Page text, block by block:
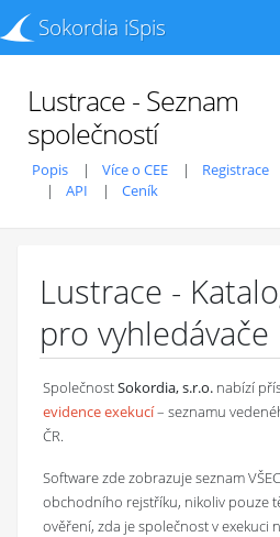
Sokordia iSpis
Lustrace - Seznam
společností
Popis Více o CEE Registrace
API
Ceník
Lustrace -
pro vyhledávače
SpolečnostSokordia, s.r.o. nabízí
evidence exekucí– seznamu
ČR.
Software zde zobrazuje seznam
obchodního rejstříku, nikoliv pouze
ověření, zda je společnost v exekuci